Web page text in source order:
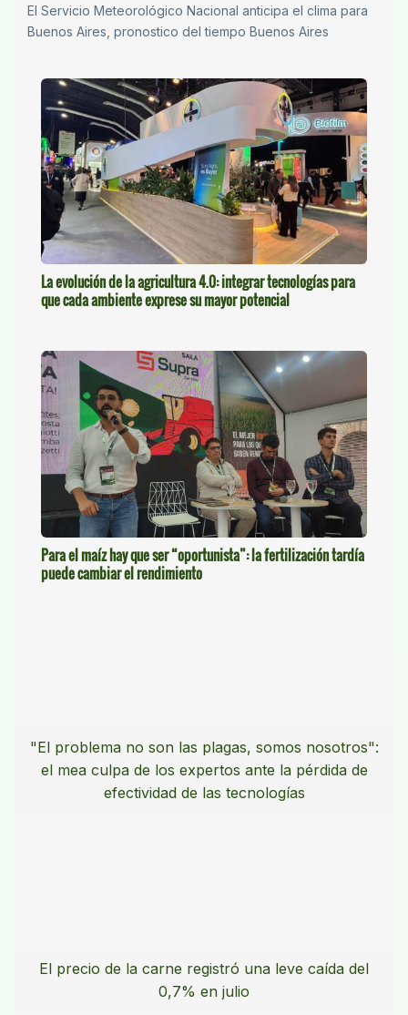
El Servicio Meteorológico Nacional anticipa el clima para
Buenos Aires, pronostico del tiempo Buenos Aires
La evolución de la agricultura 4.0: integrar tecnologías para
que cada ambiente exprese su mayor potencial
Para el maíz hay que ser “oportunista”: la fertilización tardía
puede cambiar el rendimiento
"El problema no son las plagas, somos nosotros":
el mea culpa de los expertos ante la pérdida de
efectividad de las tecnologías
El precio de la carne registró una leve caída del
0,7% en julio